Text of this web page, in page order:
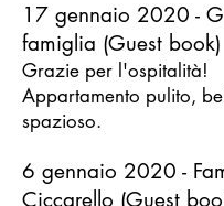
17 gennaio 2020 -
famiglia (Guest book)
Grazie per l'ospitalità!
Appartamento pulito,
spazioso.
6 gennaio 2020 -
Ciccarello (Guest